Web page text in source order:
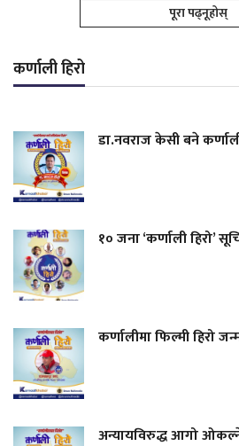
पूरा पढ्नूहोस्
कर्णाली हिरो
डा.नवराज केसी बने
१० जना ‘कर्णाली हिरो’
कर्णालीमा फिल्मी हिरो
अन्यायविरुद्ध आगो